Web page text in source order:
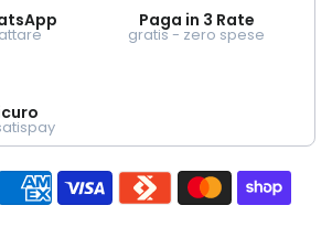
Paga in 3 Rate
gratis - zero spese